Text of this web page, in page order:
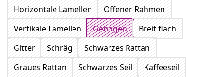
Horizontale Lamellen
Offener Rahmen
Vertikale Lamellen
Gebogen
Breit flach
Gitter
Schräg
Schwarzes Rattan
Graues Rattan
Schwarzes Seil Kaffeeseil